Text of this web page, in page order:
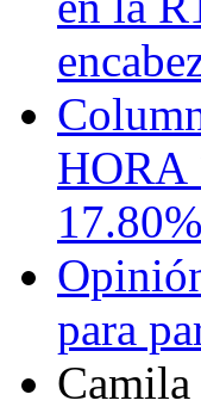
HORA
para
Camila